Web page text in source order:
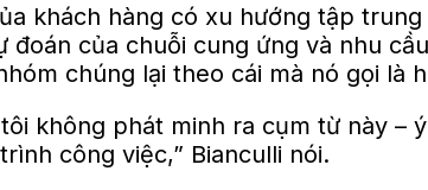
khách hàng có xu hướng tập
của chuỗi cung ứng và nhu
chúng lại theo cái mà nó gọi là
không phát minh ra cụm từ này –
công việc,” Bianculli nói.